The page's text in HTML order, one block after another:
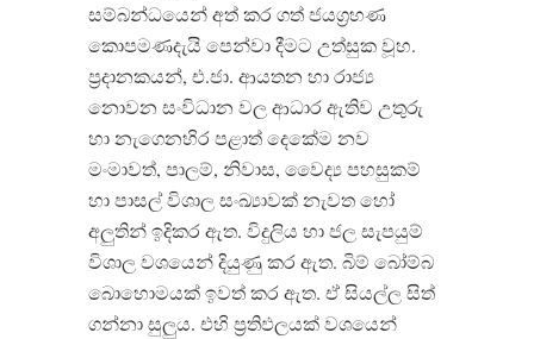
සම්බන්ධයෙන් අත් කර ගත් ජයග‍්‍රහණ
කොපමණදැයි පෙන්වා දීමට උත්සුක වූහ.
ප‍්‍රදානකයන්, එ.ජා. ආයතන හා රාජ්‍ය
නොවන සංවිධාන වල ආධාර ඇතිව උතුරු
හා නැගෙනහිර පළාත් දෙකේම නව
මංමාවත්, පාලම්, නිවාස, වෛද්‍ය පහසුකම්
හා පාසල් විශාල සංඛ්‍යාවක් නැවත හෝ
අලුතින් ඉදිකර ඇත. විදුලිය හා ජල සැපයුම්
විශාල වශයෙන් දියුණු කර ඇත. බිම් බෝම්බ
බොහොමයක් ඉවත් කර ඇත. ඒ සියල්ල සිත්
ගන්නා සුලුය. එහි ප‍්‍රතිඵලයක් වශයෙන්